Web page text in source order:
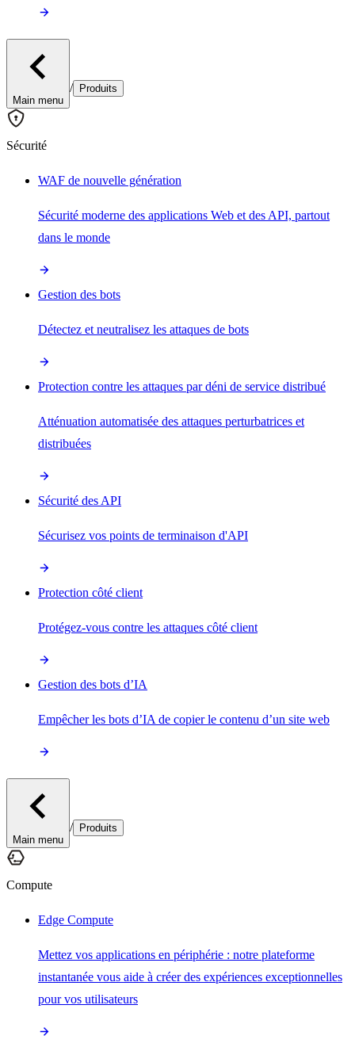
Main menu
/ Produits
Sécurité
WAF de nouvelle génération
Sécurité moderne des applications Web et des API, partout
dans le monde
Gestion des bots
Détectez et neutralisez les attaques de bots
Protection contre les attaques par déni de service distribué
Atténuation automatisée des attaques perturbatrices et
distribuées
Sécurité des API
Sécurisez vos points de terminaison d'API
Protection côté client
Protégez-vous contre les attaques côté client
Gestion des bots d’IA
Empêcher les bots d’IA de copier le contenu d’un site web
Main menu
/ Produits
Compute
Edge Compute
Mettez vos applications en périphérie : notre plateforme
instantanée vous aide à créer des expériences exceptionnelles
pour vos utilisateurs